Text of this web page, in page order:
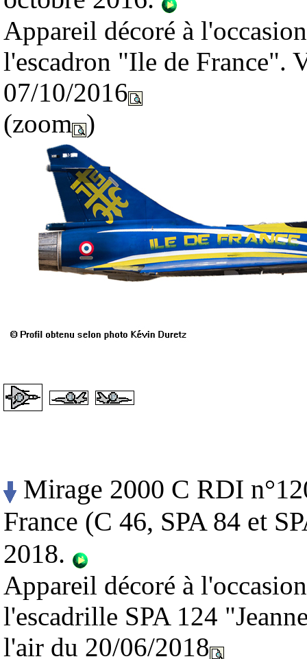
Appareil décoré à
l'escadron "Ile de France".
07/10/2016
(zoom )
Mirage 2000 C RDI
France (C 46, SPA 84 et
2018.
Appareil décoré à
l'escadrille SPA 124
l'air du 20/06/2018